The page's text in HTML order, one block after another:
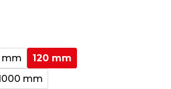
mm
120 mm
mm